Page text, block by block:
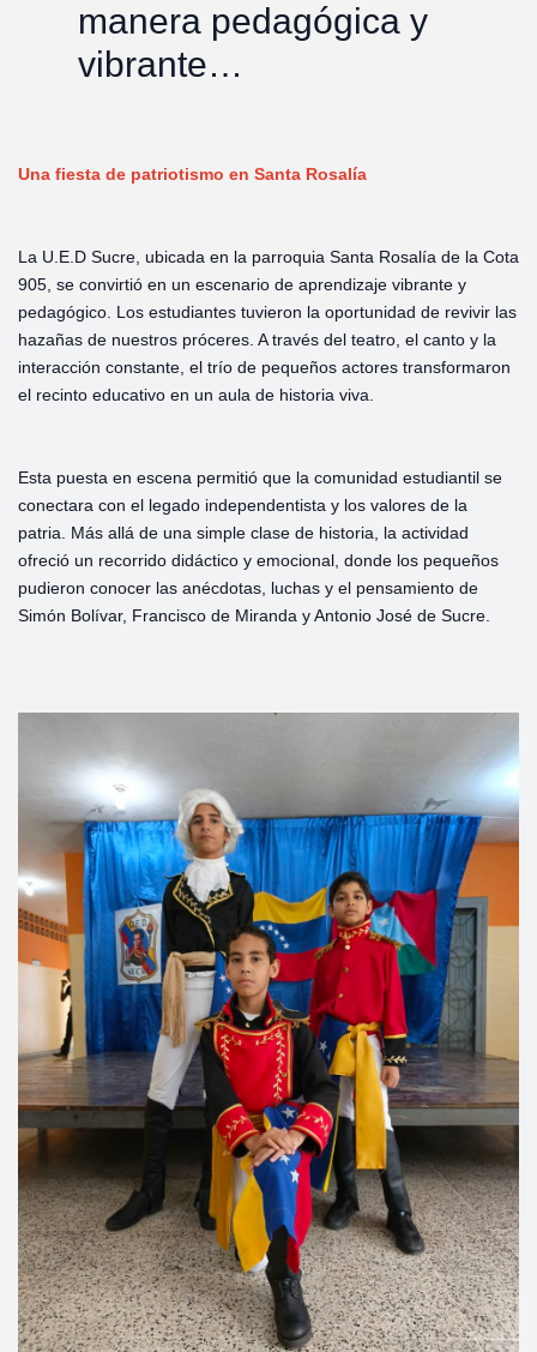
manera pedagógica y
vibrante…
Una fiesta de patriotismo en Santa Rosalía
La U.E.D Sucre, ubicada en la parroquia Santa Rosalía de la Cota
905, se convirtió en un escenario de aprendizaje vibrante y
pedagógico. Los estudiantes tuvieron la oportunidad de revivir las
hazañas de nuestros próceres. A través del teatro, el canto y la
interacción constante, el trío de pequeños actores transformaron
el recinto educativo en un aula de historia viva.
Esta puesta en escena permitió que la comunidad estudiantil se
conectara con el legado independentista y los valores de la
patria. Más allá de una simple clase de historia, la actividad
ofreció un recorrido didáctico y emocional, donde los pequeños
pudieron conocer las anécdotas, luchas y el pensamiento de
Simón Bolívar, Francisco de Miranda y Antonio José de Sucre.